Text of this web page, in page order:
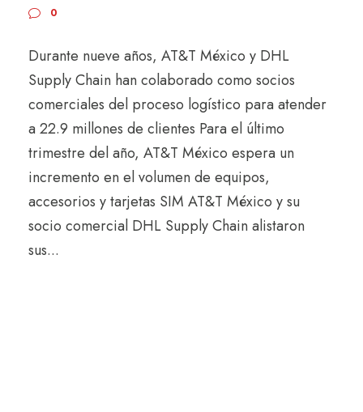
0
Durante nueve años, AT&T México y DHL
Supply Chain han colaborado como socios
comerciales del proceso logístico para atender
a 22.9 millones de clientes Para el último
trimestre del año, AT&T México espera un
incremento en el volumen de equipos,
accesorios y tarjetas SIM AT&T México y su
socio comercial DHL Supply Chain alistaron
sus...